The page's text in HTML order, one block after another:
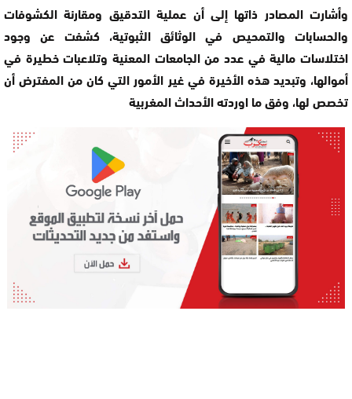
وأشارت المصادر ذاتها إلى أن عملية التدقيق ومقارنة الكشوفات
والحسابات والتمحيص في الوثائق الثبوتية، كشفت عن وجود
اختلاسات مالية في عدد من الجامعات المعنية وتلاعبات خطيرة في
أموالها، وتبديد هذه الأخيرة في غير الأمور التي كان من المفترض أن
تخصص لها، وفق ما اوردته الأحداث المغربية